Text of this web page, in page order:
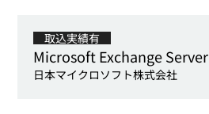
取込実績有
Microsoft Exchange Server
日本マイクロソフト株式会社